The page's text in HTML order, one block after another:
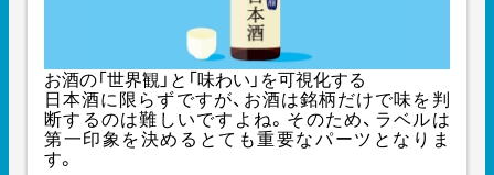
お酒の「世界観」と「味わい」を可視化する
日本酒に限らずですが、お酒は銘柄だけで味を判
断するのは難しいですよね。そのため、ラベルは
第一印象を決めるとても重要なパーツとなりま
す。